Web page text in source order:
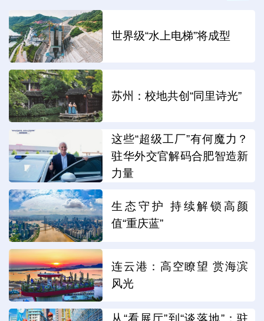
世界级“水上电梯”将成型
苏州：校地共创“同里诗光”
这些“超级工厂”有何魔力？
驻华外交官解码合肥智造新
力量
生态守护 持续解锁高颜
值“重庆蓝”
连云港：高空瞭望 赏海滨
风光
从“看展厅”到“谈落地”：驻